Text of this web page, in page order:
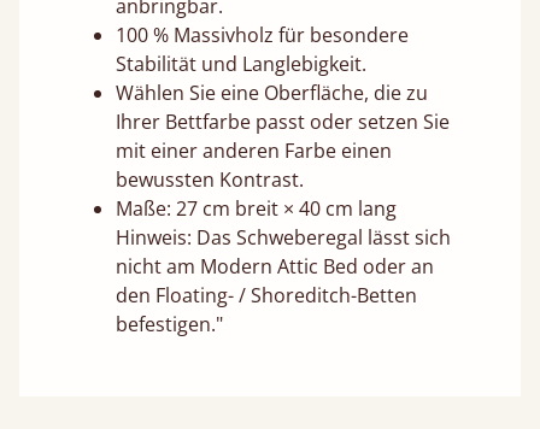
anbringbar.
100 % Massivholz für besondere
Stabilität und Langlebigkeit.
Wählen Sie eine Oberfläche, die zu
Ihrer Bettfarbe passt oder setzen Sie
mit einer anderen Farbe einen
bewussten Kontrast.
Maße: 27 cm breit × 40 cm lang
Hinweis: Das Schweberegal lässt sich
nicht am Modern Attic Bed oder an
den Floating- / Shoreditch-Betten
befestigen."